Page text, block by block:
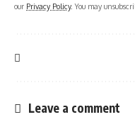
our Privacy Policy. You may
Leave a comment